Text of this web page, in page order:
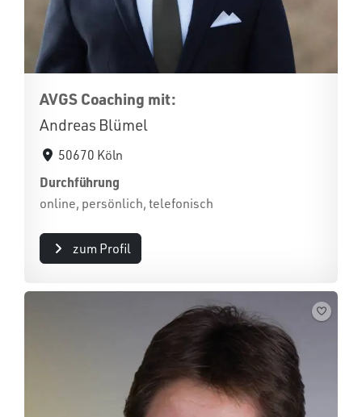
AVGS Coaching mit:
Andreas Blümel
50670 Köln
Durchführung
online, persönlich, telefonisch
zum Profil